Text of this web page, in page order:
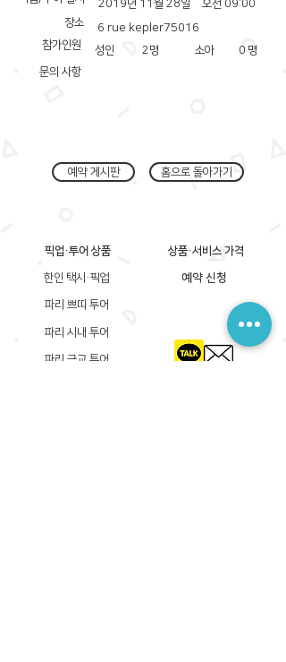
장소
참가인원
문의 사항
2019년 11월 28일
오전 09:00
6 rue kepler75016
성인
2명 소아 0 명
예약 게시판 홈으로 돌아가기
픽업·투어 상품
한인 택시·픽업
상품·서비스 가격
예약 신청
파리 쁘띠 투어
파리 시내 투어
파리 근교 투어